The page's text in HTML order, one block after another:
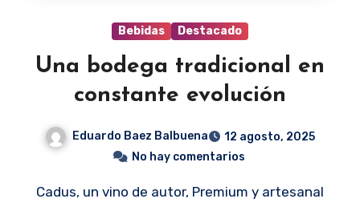
Bebidas Destacado
Una bodega tradicional en
constante evolución
Eduardo Baez Balbuena
12 agosto, 2025
No hay comentarios
Cadus, un vino de autor, Premium y artesanal